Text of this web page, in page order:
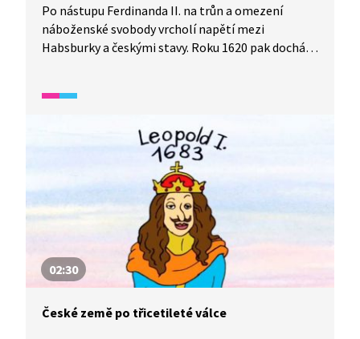
Po nástupu Ferdinanda II. na trůn a omezení
náboženské svobody vrcholí napětí mezi
Habsburky a českými stavy. Roku 1620 pak dochází
02:30
České země po třicetileté válce